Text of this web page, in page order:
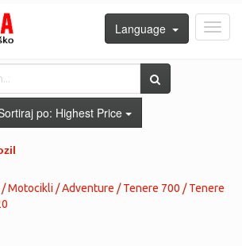
Language
po: Highest Price
Motocikli / Adventure / Tenere 700 / Tenere